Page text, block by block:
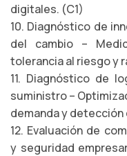
digitales. (C1)
10. Diagnóstico de
del cambio –
tolerancia al riesgo y
11. Diagnóstico de
suministro –
demanda y detección
12. Evaluación de
y seguridad